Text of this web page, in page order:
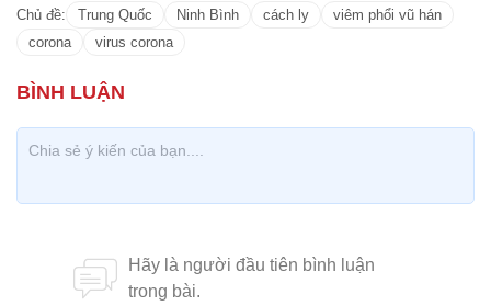
Chủ đề: Trung Quốc Ninh Bình cách ly
viêm phổi vũ hán
corona
virus corona